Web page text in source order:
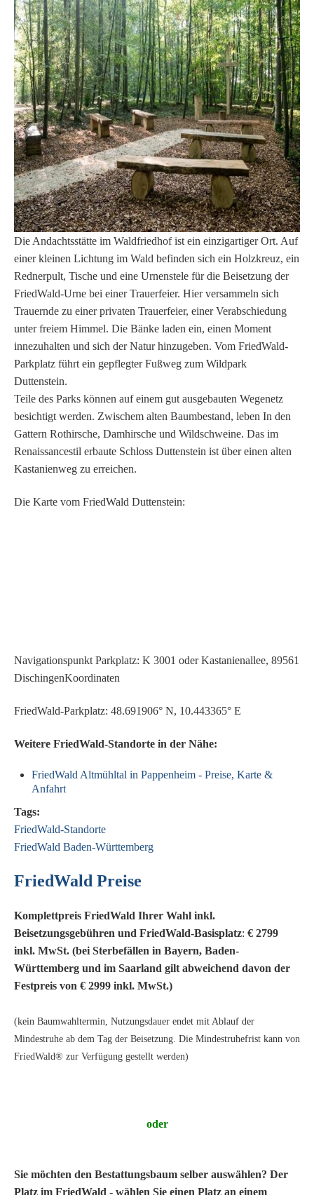
Die Andachtsstätte im Waldfriedhof ist ein einzigartiger Ort. Auf
einer kleinen Lichtung im Wald befinden sich ein Holzkreuz, ein
Rednerpult, Tische und eine Urnenstele für die Beisetzung der
FriedWald-Urne bei einer Trauerfeier. Hier versammeln sich
Trauernde zu einer privaten Trauerfeier, einer Verabschiedung
unter freiem Himmel. Die Bänke laden ein, einen Moment
innezuhalten und sich der Natur hinzugeben. Vom FriedWald-
Parkplatz führt ein gepflegter Fußweg zum Wildpark
Duttenstein.
Teile des Parks können auf einem gut ausgebauten Wegenetz
besichtigt werden. Zwischem alten Baumbestand, leben In den
Gattern Rothirsche, Damhirsche und Wildschweine. Das im
Renaissancestil erbaute Schloss Duttenstein ist über einen alten
Kastanienweg zu erreichen.
Die Karte vom FriedWald Duttenstein:
Navigationspunkt Parkplatz: K 3001 oder Kastanienallee, 89561
DischingenKoordinaten
FriedWald-Parkplatz: 48.691906° N, 10.443365° E
Weitere FriedWald-Standorte in der Nähe:
FriedWald Altmühltal in Pappenheim - Preise, Karte &
Anfahrt
Tags:
FriedWald-Standorte
FriedWald Baden-Württemberg
FriedWald Preise
Komplettpreis FriedWald Ihrer Wahl inkl.
Beisetzungsgebühren und FriedWald-Basisplatz: € 2799
inkl. MwSt. (bei Sterbefällen in Bayern, Baden-
Württemberg und im Saarland gilt abweichend davon der
Festpreis von € 2999 inkl. MwSt.)
(kein Baumwahltermin, Nutzungsdauer endet mit Ablauf der
Mindestruhe ab dem Tag der Beisetzung. Die Mindestruhefrist kann von
FriedWald® zur Verfügung gestellt werden)
oder
Sie möchten den Bestattungsbaum selber auswählen? Der
Platz im FriedWald - wählen Sie einen Platz an einem